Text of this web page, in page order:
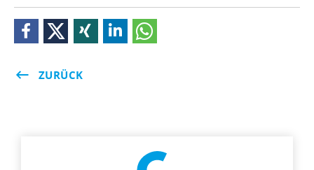
ZURÜCK